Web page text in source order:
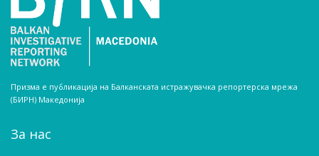
Призма е публикација на Балканската истражувачка репортерска мрежа
(БИРН) Македонија
За нас